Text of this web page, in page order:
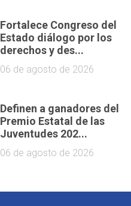
Fortalece Congreso del
Estado diálogo por los
derechos y des...
06 de agosto de 2026
Definen a ganadores del
Premio Estatal de las
Juventudes 202...
06 de agosto de 2026